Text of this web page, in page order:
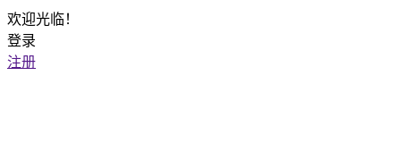
欢迎光临！
登录
注册